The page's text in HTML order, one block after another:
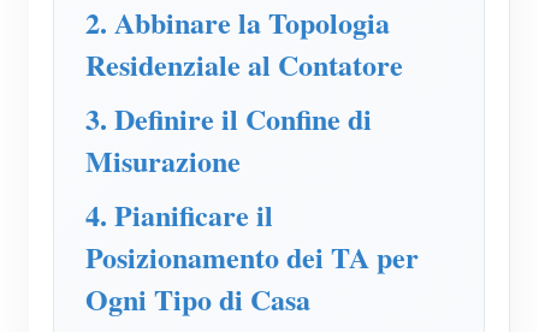
Notizie
Blog
Forum
App Store
Esplora il sito
Classifica FV
2. Abbinare la Topologia
Residenziale al Contatore
3. Definire il Confine di
Misurazione
4. Pianificare il
Posizionamento dei TA per
Ogni Tipo di Casa